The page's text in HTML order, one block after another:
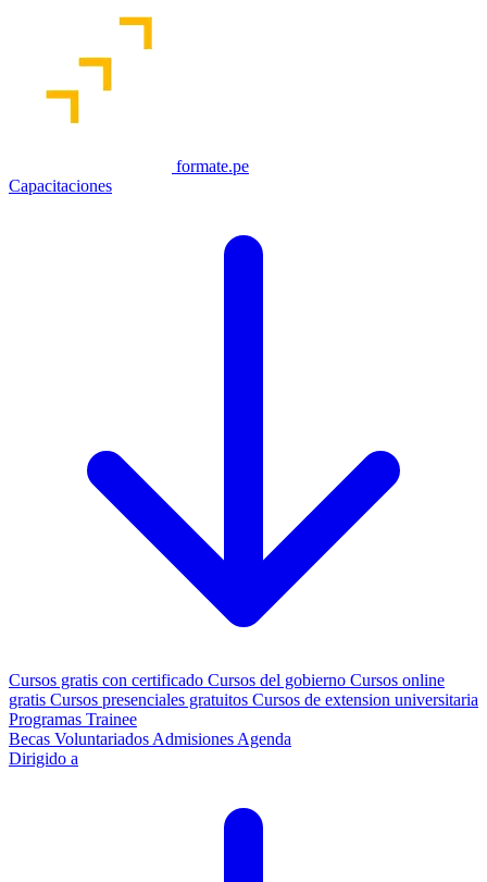
formate.pe
Capacitaciones
Cursos gratis con certificado Cursos del gobierno Cursos online
gratis Cursos presenciales gratuitos Cursos de extension universitaria
Programas Trainee
Becas Voluntariados Admisiones Agenda
Dirigido a